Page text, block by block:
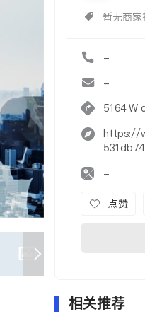
暂无商家
-
-
5164 W
https://
-
点赞
相关推荐